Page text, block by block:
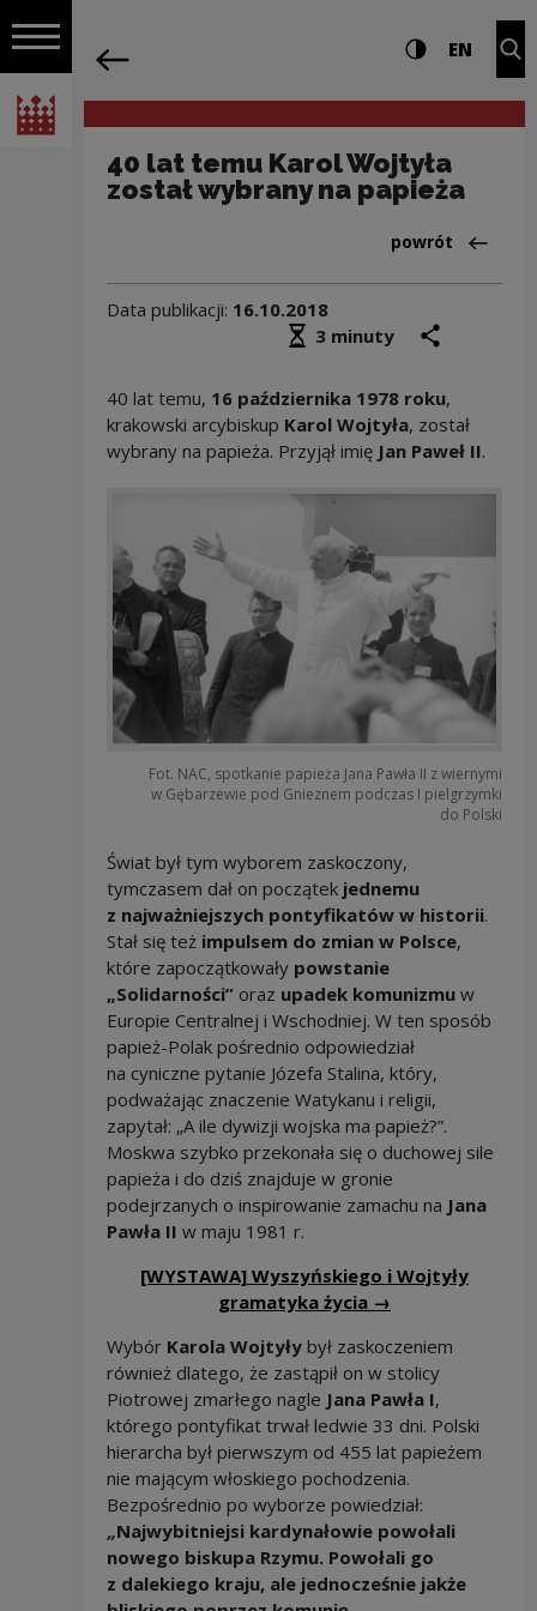
Włącz nawigację
Narodowe Centrum Kultury
Nawigacja Ustawienia i Wysoki
EN
40 lat temu Karol Wojtyła
został wybrany na papieża
Powrót
powrót
Data publikacji: 16.10.2018
Średni czas czytania
3 minuty
40 lat temu, 16 października 1978 roku,
krakowski arcybiskup Karol Wojtyła, został
wybrany na papieża. Przyjął imięJan Paweł II.
Fot. NAC, spotkanie papieża Jana Pawła II z wiernymi
w Gębarzewie pod Gnieznem podczas I pielgrzymki
do Polski
Świat był tym wyborem zaskoczony,
tymczasem dał on początekjednemu
z najważniejszych pontyfikatów w historii.
Stał się też impulsem do zmian w Polsce,
które zapoczątkowały powstanie
„Solidarności” oraz upadek komunizmu w
Europie Centralnej i Wschodniej. W ten sposób
papież-Polak pośrednio odpowiedział
na cyniczne pytanie Józefa Stalina, który,
podważając znaczenie Watykanu i religii,
zapytał: „A ile dywizji wojska ma papież?”.
Moskwa szybko przekonała się o duchowej sile
papieża i do dziś znajduje w gronie
podejrzanych o inspirowanie zamachu na Jana
Pawła II w maju 1981 r.
[WYSTAWA] Wyszyńskiego i Wojtyły
gramatyka życia →
Wybór Karola Wojtyłybył zaskoczeniem
również dlatego, że zastąpił on w stolicy
Piotrowej zmarłego nagle Jana Pawła I,
którego pontyfikat trwał ledwie 33 dni. Polski
hierarcha był pierwszym od 455 lat papieżem
nie mającym włoskiego pochodzenia.
Bezpośrednio po wyborze powiedział:
„Najwybitniejsi kardynałowie powołali
nowego biskupa Rzymu. Powołali go
z dalekiego kraju, ale jednocześnie jakże